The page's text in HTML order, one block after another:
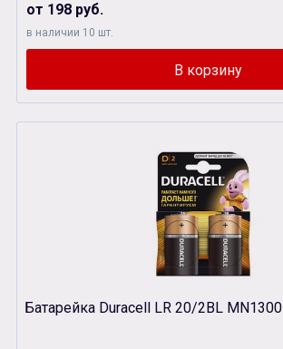
от 198 руб.
в наличии 10 шт.
Батарейка Duracell LR 20/2BL MN1300